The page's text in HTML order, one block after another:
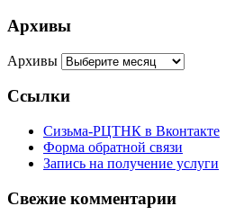
Архивы
Архивы
Ссылки
Сизьма-РЦТНК в Вконтакте
Форма обратной связи
Запись на получение услуги
Свежие комментарии